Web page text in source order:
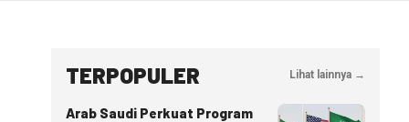
TERPOPULER Lihat lainnya →
Arab Saudi Perkuat Program